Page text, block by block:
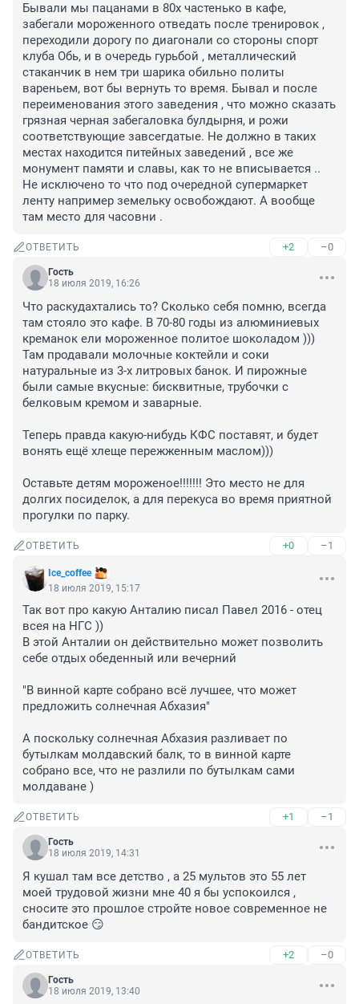
Бывали мы пацанами в 80х частенько в кафе,
забегали мороженного отведать после тренировок ,
переходили дорогу по диагонали со стороны спорт
клуба Обь, и в очередь гурьбой , металлический
стаканчик в нем три шарика обильно политы
вареньем, вот бы вернуть то время. Бывал и после
переименования этого заведения , что можно сказать
грязная черная забегаловка булдырня, и рожи
соответствующие завсегдатые. Не должно в таких
местах находится питейных заведений , все же
монумент памяти и славы, как то не вписывается ..
Не исключено то что под очередной супермаркет
ленту например земельку освобождают. А вообще
там место для часовни .
ОТВЕТИТЬ +2 –0
Гость
18 июля 2019, 16:26
Что раскудахтались то? Сколько себя помню, всегда
там стояло это кафе. В 70-80 годы из алюминиевых
креманок ели мороженное политое шоколадом )))
Там продавали молочные коктейли и соки
натуральные из 3-х литровых банок. И пирожные
были самые вкусные: бисквитные, трубочки с
белковым кремом и заварные.
Теперь правда какую-нибудь КФС поставят, и будет
вонять ещё хлеще пережженным маслом)))
Оставьте детям мороженое!!!!!!! Это место не для
долгих посиделок, а для перекуса во время приятной
прогулки по парку.
ОТВЕТИТЬ +0 –1
Ice_coffee
18 июля 2019, 15:17
Так вот про какую Анталию писал Павел 2016 - отец
всея на НГС ))
В этой Анталии он действительно может позволить
себе отдых обеденный или вечерний
"В винной карте собрано всё лучшее, что может
предложить солнечная Абхазия"
А поскольку солнечная Абхазия разливает по
бутылкам молдавский балк, то в винной карте
собрано все, что не разлили по бутылкам сами
молдаване )
ОТВЕТИТЬ +1 –1
Гость
18 июля 2019, 14:31
Я кушал там все детство , а 25 мультов это 55 лет
моей трудовой жизни мне 40 я бы успокоился ,
сносите это прошлое стройте новое современное не
бандитское 😏
ОТВЕТИТЬ +2 –0
Гость
18 июля 2019, 13:40